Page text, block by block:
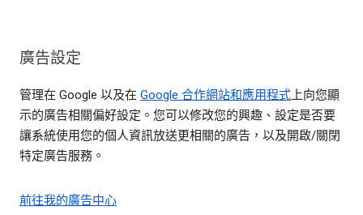
廣告設定
管理在 Google 以及在 Google 合作網站和應用程式上向您顯
示的廣告相關偏好設定。您可以修改您的興趣、設定是否要
讓系統使用您的個人資訊放送更相關的廣告，以及開啟/關閉
特定廣告服務。
前往我的廣告中心